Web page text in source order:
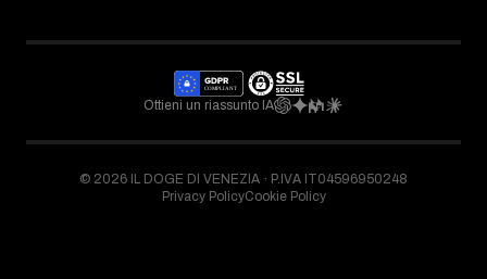
Ottieni un riassunto IA
© 2026 IL DOGE DI VENEZIA · P.IVA IT04596950248
Privacy PolicyCookie Policy